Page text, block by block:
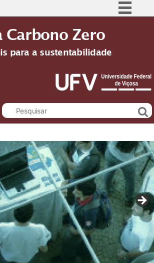
Comunica BR
Participe
Acesso à informação
Legislação
Canais
Zero
para a sustentabilidade